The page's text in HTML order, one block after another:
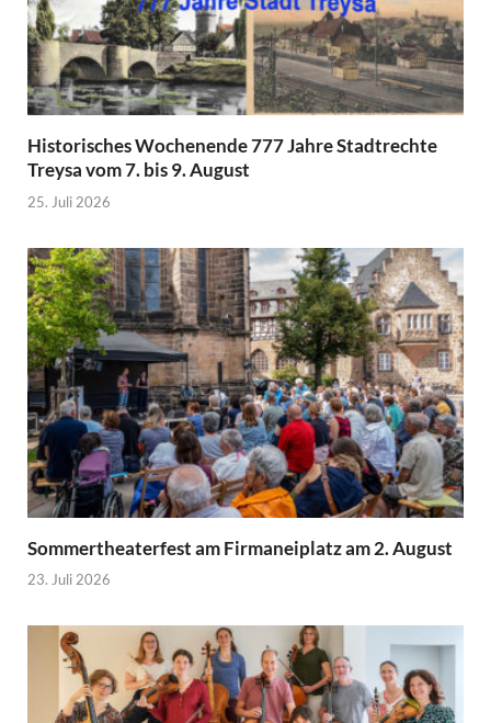
Historisches Wochenende 777 Jahre Stadtrechte
Treysa vom 7. bis 9. August
25. Juli 2026
Sommertheaterfest am Firmaneiplatz am 2. August
23. Juli 2026